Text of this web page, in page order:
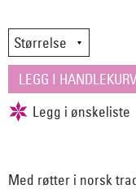
Med røtter i norsk